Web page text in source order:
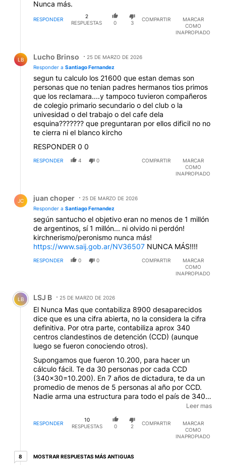
Nunca más.
RESPONDER
2
RESPUESTAS
0 3
COMPARTIR
MARCAR
COMO
INAPROPIADO
LB Lucho Brinso
25 DE MARZO DE 2026
Responder a Santiago Fernandez
segun tu calculo los 21600 que estan demas son
personas que no tenian padres hermanos tios primos
que los reclamara....y tampoco tuvieron compañeros
de colegio primario secundario o del club o la
univesidad o del trabajo o del cafe dela
esquina??????? que preguntaran por ellos dificil no no
te cierra ni el blanco kircho
RESPONDER 0 0
RESPONDER 4 0 COMPARTIR
MARCAR
COMO
INAPROPIADO
JC juan choper
25 DE MARZO DE 2026
Responder a Santiago Fernandez
según santucho el objetivo eran no menos de 1 millón
de argentinos, sí 1 millón... ni olvido ni perdón!
kirchnerismo/peronismo nunca más!
https://www.saij.gob.ar/NV36507 NUNCA MÁS!!!!
RESPONDER 0 0 COMPARTIR
MARCAR
COMO
INAPROPIADO
Comentario de LSJ B.
LB LSJ B 25 DE MARZO DE 2026
El Nunca Mas que contabiliza 8900 desaparecidos
dice que es una cifra abierta, no la considera la cifra
definitiva. Por otra parte, contabiliza aprox 340
centros clandestinos de detención (CCD) (aunque
luego se fueron conociendo otros).
Supongamos que fueron 10.200, para hacer un
cálculo fácil. Te da 30 personas por cada CCD
(340x30=10.200). En 7 años de dictadura, te da un
promedio de menos de 5 personas al año por CCD.
Nadie arma una estructura para todo el país de 340
CCD para manejar un número tan bajo. Con CCD
como ESMA, La Perla, o Campo de Mayo, por donde
pasaron cientos de civiles, se maneja perfectamente
una cifra de 10.000 en 7 años. Evidentemente, la cifra
(como parte del Plan Cóndor), emitió un informe que
Leer mas
RESPONDER
10
RESPUESTAS
0 2
COMPARTIR
MARCAR
COMO
INAPROPIADO
88 respuestas más antiguas
MOSTRAR RESPUESTAS MÁS ANTIGUAS